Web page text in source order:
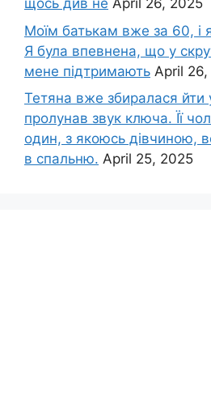
щось див не April 26, 2025
Моїм батькам вже за 60, і
Я була впевнена, що у
мене підтримають April
Тетяна вже збиралася йти
пролунав звук ключа. Її
один, з якоюсь дівчиною,
в спальню. April 25, 2025